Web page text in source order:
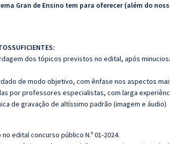
Gran de Ensino tem para oferecer (além do
dos tópicos previstos no edital, após
de modo objetivo, com ênfase nos aspectos
por professores especialistas, com larga
de gravação de altíssimo padrão (imagem e áudio)
edital concurso público N.º 01-2024.